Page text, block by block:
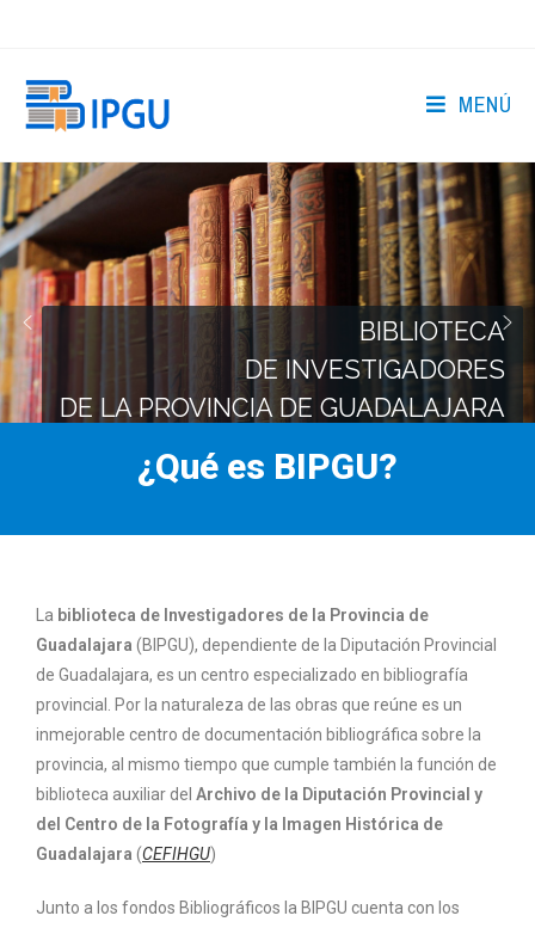
MENÚ
BIBLIOTECA
DE INVESTIGADORES
DE LA PROVINCIA DE GUADALAJARA
¿Qué es BIPGU?
La biblioteca de Investigadores de la Provincia de
Guadalajara (BIPGU), dependiente de la Diputación Provincial
de Guadalajara, es un centro especializado en bibliografía
provincial. Por la naturaleza de las obras que reúne es un
inmejorable centro de documentación bibliográfica sobre la
provincia, al mismo tiempo que cumple también la función de
biblioteca auxiliar del Archivo de la Diputación Provincial y
del Centro de la Fotografía y la Imagen Histórica de
Guadalajara (CEFIHGU)
Junto a los fondos Bibliográficos la BIPGU cuenta con los